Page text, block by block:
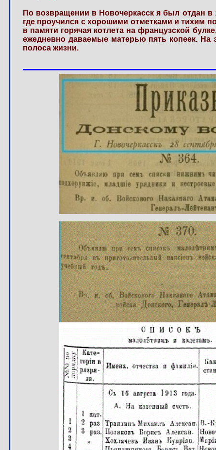
По возвращении в Новочеркасск я был отдан
где проучился с хорошими отметками и тихим
в памяти горячая котлета на французской
ежедневно даваемые матерью пять копеек. На
полоса жизни.